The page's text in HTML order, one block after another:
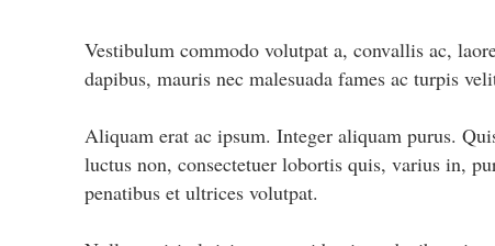
Vestibulum commodo volutpat a, convallis ac,
dapibus, mauris nec malesuada fames ac turpis
Aliquam erat ac ipsum. Integer aliquam purus.
luctus non, consectetuer lobortis quis, varius in,
penatibus et ultrices volutpat.